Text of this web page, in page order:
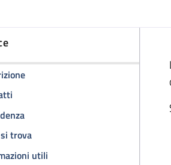
della pagina Ambulatorio malattie
della pagina Ambulatorio malattie
trovadella pagina Ambulatorio
utili della pagina Ambulatorio